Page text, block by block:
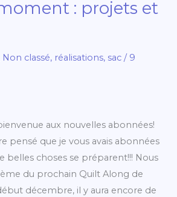
: projets et
Non classé, réalisations, sac / 9
aux nouvelles abonnées!
pensé que je vous avais abonnées
belles choses se préparent!!! Nous
du prochain Quilt Along de
décembre, il y aura encore de